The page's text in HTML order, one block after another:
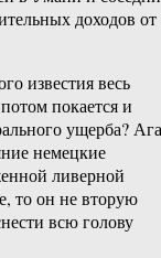
доходов от
известия весь
покается и
ущерба?
немецкие
ливерной
то он не вторую
всю голову